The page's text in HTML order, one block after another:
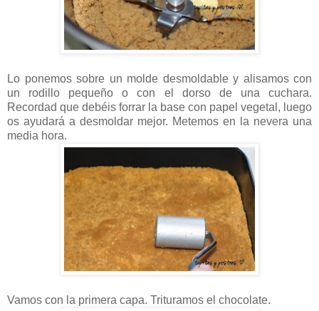
Lo ponemos sobre un molde desmoldable y alisamos con
un rodillo pequeño o con el dorso de una cuchara.
Recordad que debéis forrar la base con papel vegetal, luego
os ayudará a desmoldar mejor. Metemos en la nevera una
media hora.
Vamos con la primera capa. Trituramos el chocolate.